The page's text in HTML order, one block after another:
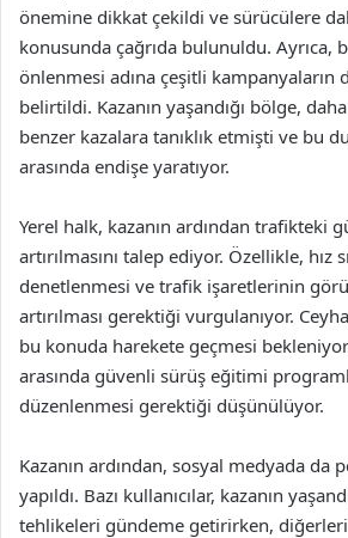
önemine dikkat çekildi ve sürücülere
konusunda çağrıda bulunuldu. Ayrıca,
önlenmesi adına çeşitli kampanyaların
belirtildi. Kazanın yaşandığı bölge,
benzer kazalara tanıklık etmişti ve bu
arasında endişe yaratıyor.
Yerel halk, kazanın ardından trafikteki
artırılmasını talep ediyor. Özellikle, hız
denetlenmesi ve trafik işaretlerinin
artırılması gerektiği vurgulanıyor.
bu konuda harekete geçmesi
arasında güvenli sürüş eğitimi
düzenlenmesi gerektiği düşünülüyor.
Kazanın ardından, sosyal medyada da
yapıldı. Bazı kullanıcılar, kazanın
tehlikeleri gündeme getirirken, diğerleri